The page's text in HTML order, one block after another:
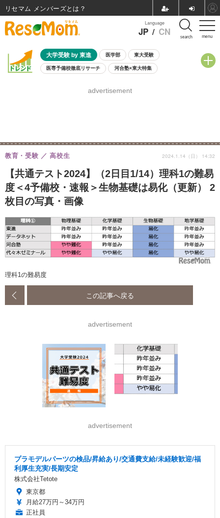
menu
Language
JP / CN search
大学受験 by 東進 医学部 東大受験
医専予備校徹底リサーチ 河合塾×東大特集
8月開催学校説明会・相談会
advertisement
【共通テスト2024】（2日目1/14）理科1の難易
度＜4予備校・速報＞生物基礎は易化（更新） 2
枚目の写真・画像
教育・受験 高校生 2024.1.14（日） 14:32
理科1の難易度
この記事へ戻る
advertisement
advertisement
プラモデルパーツの検品/昇給あり/交通費支給/未経験歓迎/福
利厚生充実/長期安定
株式会社Tetote
東京都
月給27万円～34万円
正社員
リセマム メンバーズ